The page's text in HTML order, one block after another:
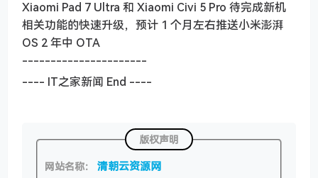
Xiaomi Pad 7 Ultra 和 Xiaomi Civi 5 Pro 待完成新机
相关功能的快速升级，预计 1 个月左右推送小米澎湃
OS 2 年中 OTA
----------------------
---- IT之家新闻 End ----
版权声明
网站名称： 清朝云资源网